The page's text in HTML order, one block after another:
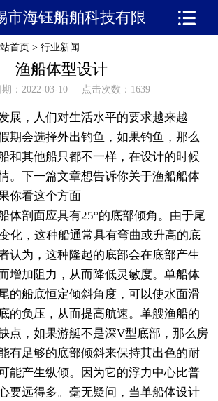
市海钰船舶科技有限
公司
首页 > 行业新闻
渔船体型设计
期：2022-03-10 点击次数：1639
展，人们对生活水平的要求越来越
期会选择外出钓鱼，如果钓鱼，那么
和其他船只都不一样，在设计的时候
。下一篇文章想告诉你关于渔船船体
你看这个方面
体剖面应具有25°的底部倾角。由于尾
化，这种船通常具有弯曲或升高的底
认为，这种隆起的底部会在底部产生
增加阻力，从而降低灵敏度。单船体
的船底恒定倾斜角度，可以使水面滑
的负压，从而提高航速。单艘渔船的
点，如果游艇不是深V型底部，那么房
有足够的底部倾斜来保持其出色的耐
能产生纵倾。因为它的浮力中心比普
要远得多。毫无疑问，当单船体设计